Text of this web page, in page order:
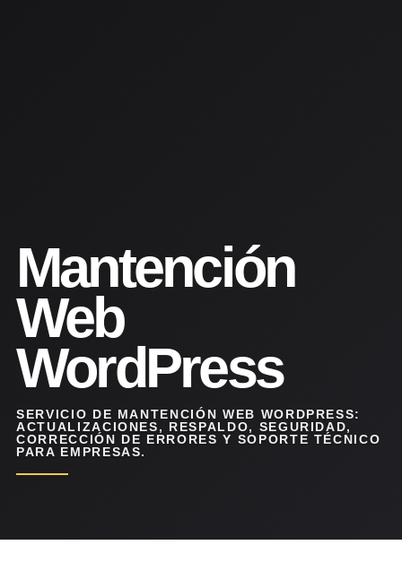
Mantención
Web
WordPress
SERVICIO DE MANTENCIÓN WEB WORDPRESS:
ACTUALIZACIONES, RESPALDO, SEGURIDAD,
CORRECCIÓN DE ERRORES Y SOPORTE TÉCNICO
PARA EMPRESAS.